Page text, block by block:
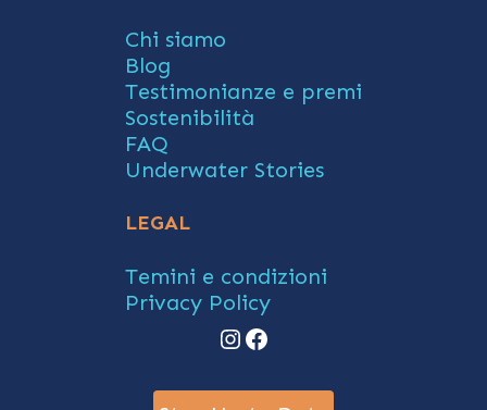
Chi siamo
Blog
Testimonianze e premi
Sostenibilità
FAQ
Underwater Stories
LEGAL
Temini e condizioni
Privacy Policy
Instagram
Facebook